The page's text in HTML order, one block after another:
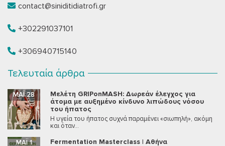
contact@siniditidiatrofi.gr
+302291037101
+306940715140
Τελευταία άρθρα
Μελέτη GRIPonMASH: Δωρεάν έλεγχος για
άτομα με αυξημένο κίνδυνο λιπώδους νόσου
του ήπατος
ΜΆΙ 28
Η υγεία του ήπατος συχνά παραμένει «σιωπηλή», ακόμη
και όταν...
Fermentation Masterclass | Αθήνα
ΜΆΙ 1